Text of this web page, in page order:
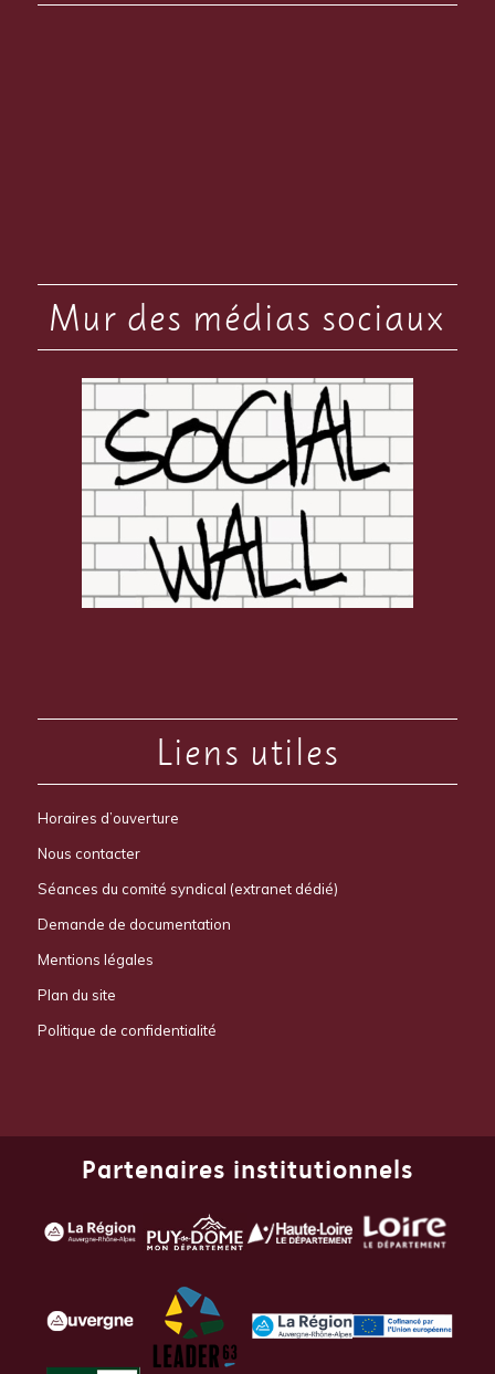
Mur des médias sociaux
Liens utiles
Horaires d’ouverture
Nous contacter
Séances du comité syndical (extranet dédié)
Demande de documentation
Mentions légales
Plan du site
Politique de confidentialité
Partenaires institutionnels